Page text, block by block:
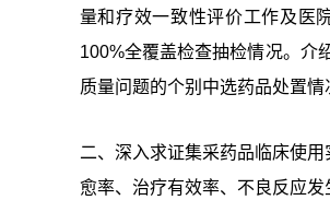
量和疗效一致性评价工作及医
100%全覆盖检查抽检情况。介
质量问题的个别中选药品处置情
二、深入求证集采药品临床使
愈率、治疗有效率、不良反应